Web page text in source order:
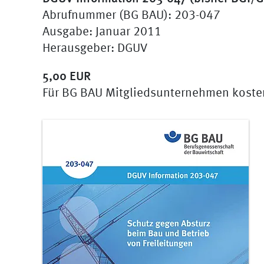
Abrufnummer (BG BAU): 203-047
Ausgabe: Januar 2011
Herausgeber: DGUV
5,00 EUR
Für BG BAU Mitgliedsunternehmen